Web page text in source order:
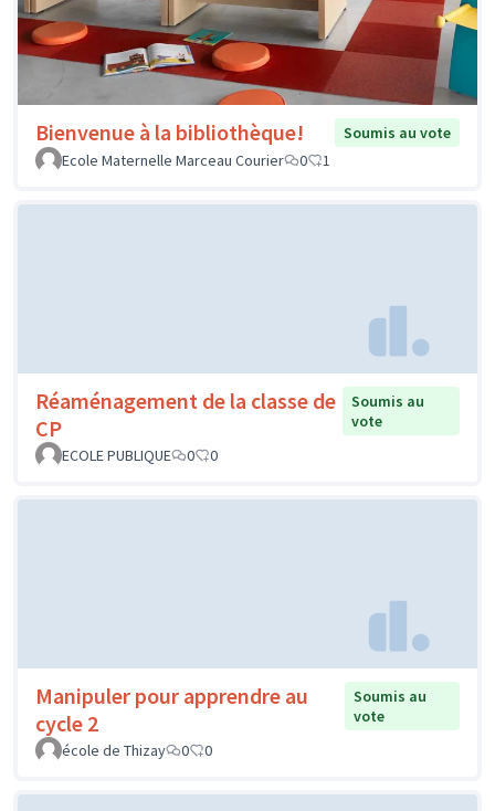
Bienvenue à la bibliothèque!
Soumis au vote
Ecole Maternelle Marceau Courier
0 1
Réaménagement de la classe de
CP
Soumis au
vote
ECOLE PUBLIQUE
0 0
Manipuler pour apprendre au
cycle 2
Soumis au
vote
école de Thizay
0 0